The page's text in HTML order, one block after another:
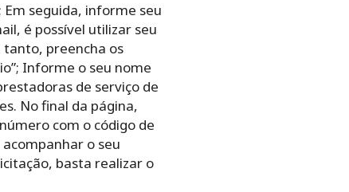
Em seguida, informe seu
é possível utilizar seu
tanto, preencha os
Informe o seu nome
de serviço de
No final da página,
com o código de
acompanhar o seu
basta realizar o